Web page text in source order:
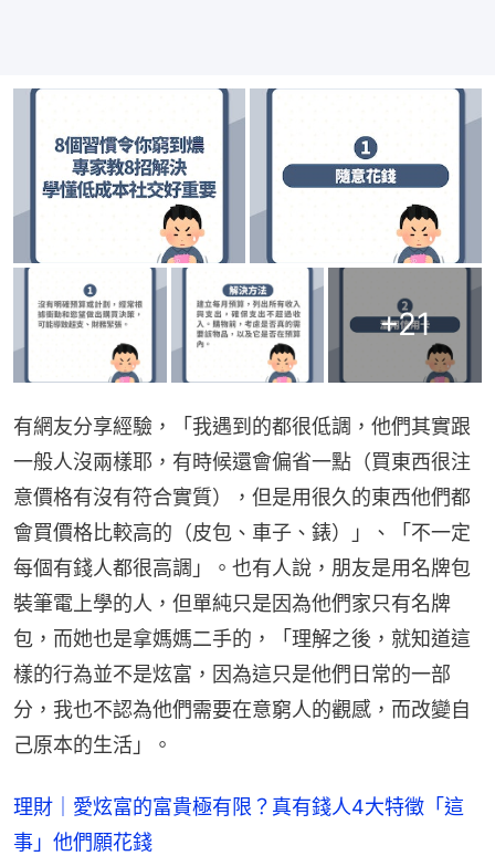
+21
有網友分享經驗，「我遇到的都很低調，他們其實跟
一般人沒兩樣耶，有時候還會偏省一點（買東西很注
意價格有沒有符合實質），但是用很久的東西他們都
會買價格比較高的（皮包、車子、錶）」、「不一定
每個有錢人都很高調」。也有人說，朋友是用名牌包
裝筆電上學的人，但單純只是因為他們家只有名牌
包，而她也是拿媽媽二手的，「理解之後，就知道這
樣的行為並不是炫富，因為這只是他們日常的一部
分，我也不認為他們需要在意窮人的觀感，而改變自
己原本的生活」。
理財｜愛炫富的富貴極有限？真有錢人4大特徵「這
事」他們願花錢